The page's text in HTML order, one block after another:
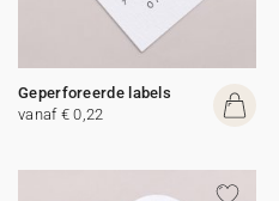
Geperforeerde labels
vanaf € 0,22